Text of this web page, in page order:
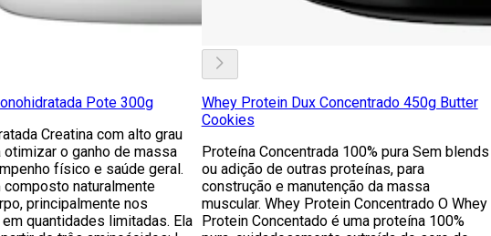
Pote 300g
Creatina com alto grau
otimizar o ganho de massa
físico e saúde geral.
composto naturalmente
principalmente nos
quantidades limitadas. Ela
Whey Protein Dux Concentrado 450g Butter
Cookies
Proteína Concentrada 100% pura Sem blends
ou adição de outras proteínas, para
construção e manutenção da massa
muscular. Whey Protein Concentrado O Whey
Protein Concentado é uma proteína 100%